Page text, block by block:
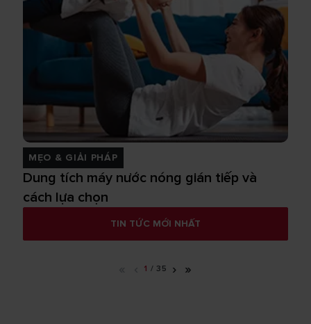
MẸO & GIẢI PHÁP
Dung tích máy nước nóng gián tiếp và
cách lựa chọn
TIN TỨC MỚI NHẤT
1 / 35 › »